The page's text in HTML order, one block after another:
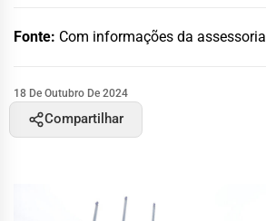
Fonte: Com informações da assessoria
18 De Outubro De 2024
Compartilhar